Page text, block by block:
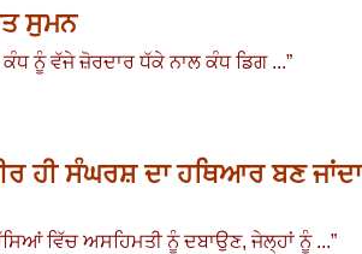
ਸੁਮਨ
ਨੂੰ ਵੱਜੇ ਜ਼ੋਰਦਾਰ ਧੱਕੇ ਨਾਲ ਕੰਧ ਡਿਗ ...”
ਹੀ ਸੰਘਰਸ਼ ਦਾ ਹਥਿਆਰ ਬਣ
ਵਿੱਚ ਅਸਹਿਮਤੀ ਨੂੰ ਦਬਾਉਣ,ਜੇਲ੍ਹਾਂ ਨੂੰ ...”